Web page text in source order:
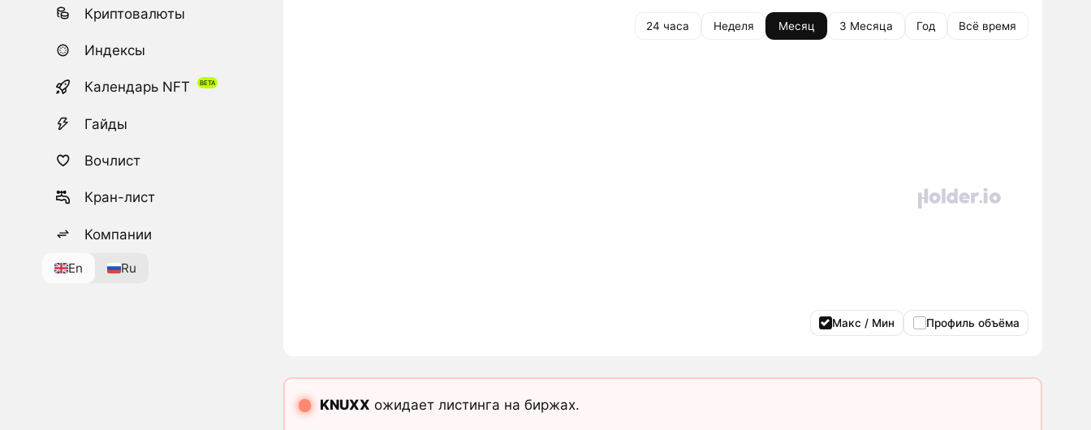
Криптовалюты
Индексы
Календарь NFT
Гайды
Вочлист
Кран-лист
Компании
En Ru
24 часа Неделя Месяц 3 Месяца Год Всё время
Макс / Мин Профиль объёма
KNUXX ожидает листинга на биржах.